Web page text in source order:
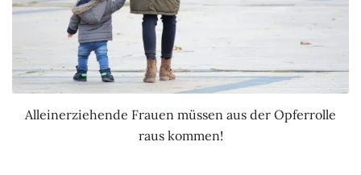
Alleinerziehende Frauen müssen aus der Opferrolle
raus kommen!